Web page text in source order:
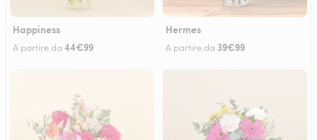
Happiness
A partire da 44€99
Hermes
A partire da 39€99